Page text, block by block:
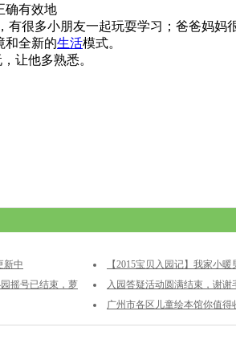
确有效地
有很多小朋友一起玩耍学习；爸爸妈
和全新的生活模式。
让他多熟悉。
新中
【2015宝贝入园记】我家小
摇号已结束，萝
入园答疑活动圆满结束，谢
总已出，快来围观吧！
广州市各区儿童绘本馆你值得